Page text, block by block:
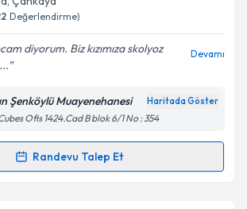
verilerimin işlenmesine ilişkinAydınlatma
okudum ve kişisel verilerimin belirtilen
işlenmesini kabul ediyorum.
Değerlendirme)
diyorum. Biz kızımıza skolyoz
Devamı
Şenköylü Muayenehanesi Haritada Göster
Ofis 1424.Cad B blok 6/1 No : 354
Randevu Talep Et
Takvimi Talebi